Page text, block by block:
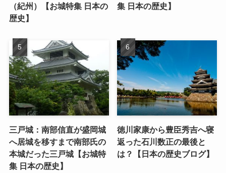
（紀州）【お城特集 日本の
歴史】
集 日本の歴史】
三戸城：南部信直が盛岡城
へ居城を移すまで南部氏の
本城だった三戸城【お城特
集 日本の歴史】
徳川家康から豊臣秀吉へ寝
返った石川数正の最後と
は？【日本の歴史ブログ】